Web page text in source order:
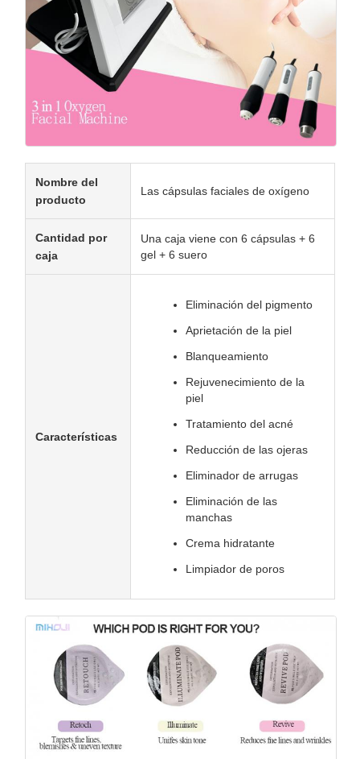
Nombre del
producto
Las cápsulas faciales de oxígeno
Cantidad por
caja
Una caja viene con 6 cápsulas + 6
gel + 6 suero
Características
Eliminación del pigmento
Aprietación de la piel
Blanqueamiento
Rejuvenecimiento de la
piel
Tratamiento del acné
Reducción de las ojeras
Eliminador de arrugas
Eliminación de las
manchas
Crema hidratante
Limpiador de poros